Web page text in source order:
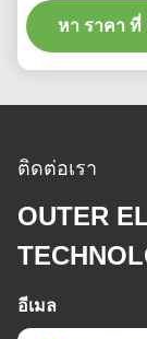
หา ราคา ที่
ติดต่อเรา
OUTER
อีเมล